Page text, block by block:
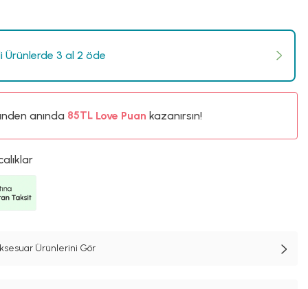
Ürünlerde 3 al 2 öde
anında 85TL Love Puan kazanırsın!
Ürünlerini Gör